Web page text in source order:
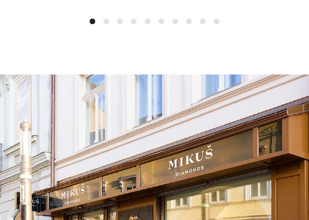
1 2 3 4 5 6 7 8 9 10